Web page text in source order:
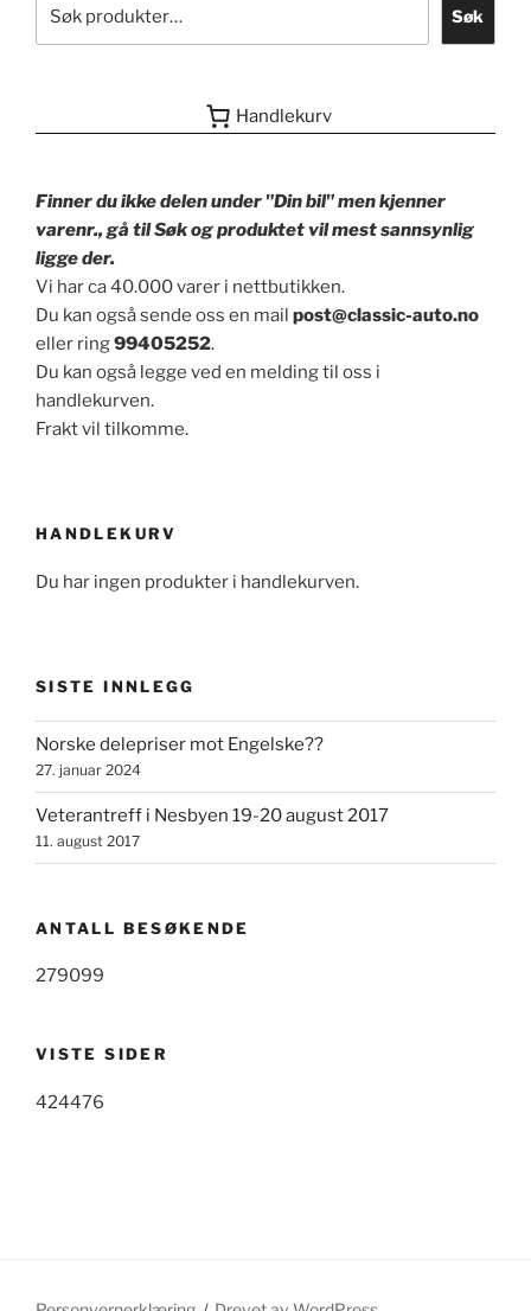
Søk
Handlekurv
Finner du ikke delen under "Din bil" men kjenner
varenr., gå til Søk og produktet vil mest sannsynlig
ligge der.
Vi har ca 40.000 varer i nettbutikken.
Du kan også sende oss en mail post@classic-auto.no
eller ring99405252.
Du kan også legge ved en melding til oss i
handlekurven.
Frakt vil tilkomme.
HANDLEKURV
Du har ingen produkter i handlekurven.
SISTE INNLEGG
Norske delepriser mot Engelske??
27. januar 2024
Veterantreff i Nesbyen 19-20 august 2017
11. august 2017
ANTALL BESØKENDE
279099
VISTE SIDER
424476